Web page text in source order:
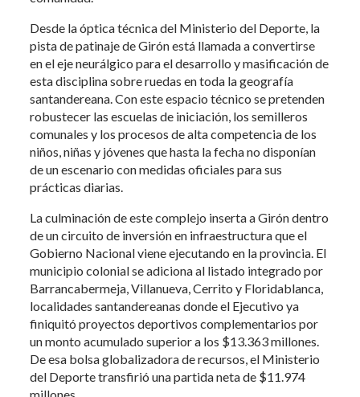
Desde la óptica técnica del Ministerio del Deporte, la
pista de patinaje de Girón está llamada a convertirse
en el eje neurálgico para el desarrollo y masificación de
esta disciplina sobre ruedas en toda la geografía
santandereana. Con este espacio técnico se pretenden
robustecer las escuelas de iniciación, los semilleros
comunales y los procesos de alta competencia de los
niños, niñas y jóvenes que hasta la fecha no disponían
de un escenario con medidas oficiales para sus
prácticas diarias.
La culminación de este complejo inserta a Girón dentro
de un circuito de inversión en infraestructura que el
Gobierno Nacional viene ejecutando en la provincia. El
municipio colonial se adiciona al listado integrado por
Barrancabermeja, Villanueva, Cerrito y Floridablanca,
localidades santandereanas donde el Ejecutivo ya
finiquitó proyectos deportivos complementarios por
un monto acumulado superior a los $13.363 millones.
De esa bolsa globalizadora de recursos, el Ministerio
del Deporte transfirió una partida neta de $11.974